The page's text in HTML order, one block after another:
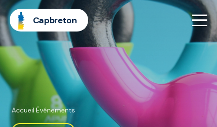
Capbreton
Accueil·Événements